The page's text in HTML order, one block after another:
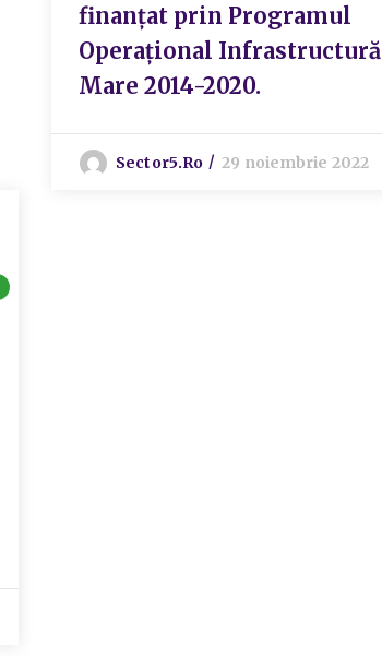
finanțat prin Programul
Operațional Infrastructură
Mare 2014-2020.
Sector5.ro 29 noiembrie 2022